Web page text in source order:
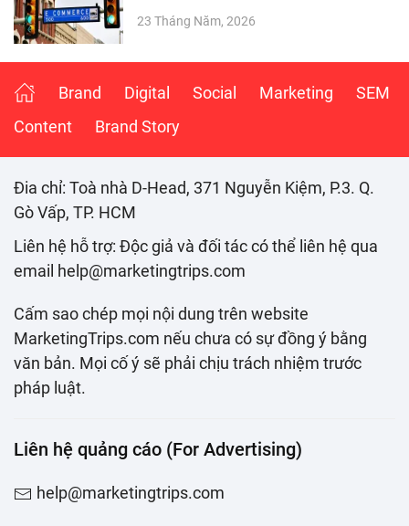
23 Tháng Năm, 2026
Brand Digital Social Marketing
SEM
Content
Brand Story
Đia chỉ: Toà nhà D-Head, 371 Nguyễn Kiệm, P.3. Q.
Gò Vấp, TP. HCM
Liên hệ hỗ trợ: Độc giả và đối tác có thể liên hệ qua
email help@marketingtrips.com
Cấm sao chép mọi nội dung trên website
MarketingTrips.com nếu chưa có sự đồng ý bằng
văn bản. Mọi cố ý sẽ phải chịu trách nhiệm trước
pháp luật.
Liên hệ quảng cáo (For Advertising)
help@marketingtrips.com